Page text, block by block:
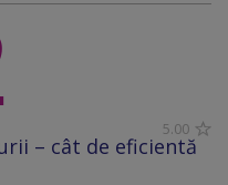
5.00
– cât de eficientă